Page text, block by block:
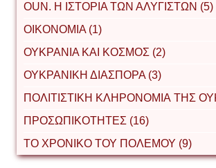
ΟUΝ. Η ΙΣΤΟΡΙΑ ΤΩΝ ΑΛΥΓΙΣΤΩΝ (5)
ΟΙΚΟΝΟΜΙΑ (1)
ΟΥΚΡΑΝΙΑ ΚΑΙ ΚΟΣΜΟΣ (2)
ΟΥΚΡΑΝΙΚΗ ΔΙΑΣΠΟΡΑ (3)
ΠΟΛΙΤΙΣΤΙΚΗ ΚΛΗΡΟΝΟΜΙΑ ΤΗΣ
ΠΡΟΣΩΠΙΚΟΤΗΤΕΣ (16)
ΤΟ ΧΡΟΝΙΚΟ ΤΟΥ ΠΟΛΕΜΟΥ (9)